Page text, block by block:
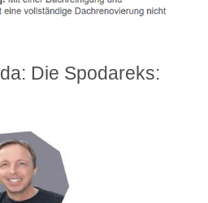
Die Spodareks: